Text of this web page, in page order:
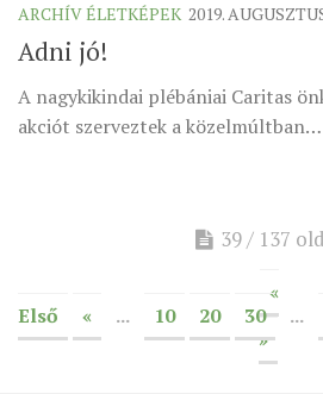
ARCHÍV ÉLETKÉPEK 2019.
Adni jó!
A nagykikindai plébániai Caritas
akciót szerveztek a közelmúltban…
39 / 137
«
Első
« ... 10 20 30 ...
»